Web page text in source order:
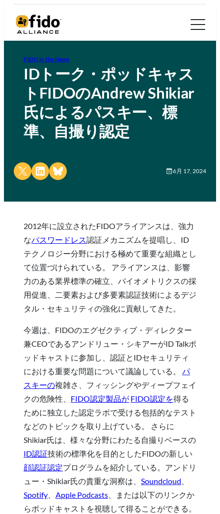
FIDO in the News
IDトーク・ポッドキャス
トFIDOのAndrew Shikiar
氏によるパスキー、標
準、自撮り認定
Share on X Share on LinkedIn
Share on Bluesky 6月 17, 2024
2012年に設立されたFIDOアライアンスは、強力
なパスワードレス認証メカニズムを提唱し、ID
テクノロジー分野における極めて重要な組織とし
て位置づけられている。 アライアンスは、影響
力のある業界標準の確立、バイオメトリクスの採
用促進、二要素および多要素認証技術によるデジ
タル・セキュリティの強化に貢献してきた。
今週は、FIDOのエグゼクティブ・ディレクター
兼CEOであるアンドリュー・シキアーがID Talkポ
ッドキャストに参加し、認証とIDセキュリティ
における重要な問題について議論している。 パ
スキーの複雑さ、フィッシングやディープフェイ
クの危険性、 FIDO認定製品が FIDO認定を得る
ために独立した認定ラボで受ける包括的なテスト
などのトピックを取り上げている。 さらに
Shikiar氏は、様々な分野にわたる自撮りベースの
ID認証技術の標準化を目的としたFIDOの新しい
顔認証認定プログラムを紹介している。アンドリ
ュー・Shikiar氏の貴重な洞察は、 Soundcloud
Spotify
Apple Podcasts 、または以下のリンクか
らポッドキャストを視聴して得ることができる。